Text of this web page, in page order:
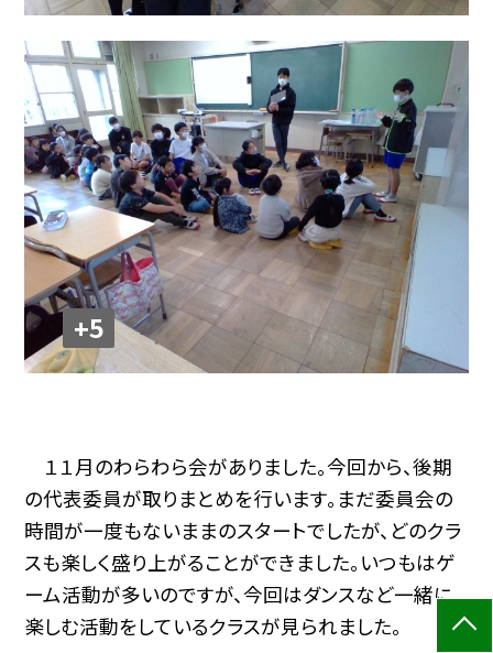
+5
１１月のわらわら会がありました。今回から、後期
の代表委員が取りまとめを行います。まだ委員会の
時間が一度もないままのスタートでしたが、どのクラ
スも楽しく盛り上がることができました。いつもはゲ
ーム活動が多いのですが、今回はダンスなど一緒に
楽しむ活動をしているクラスが見られました。